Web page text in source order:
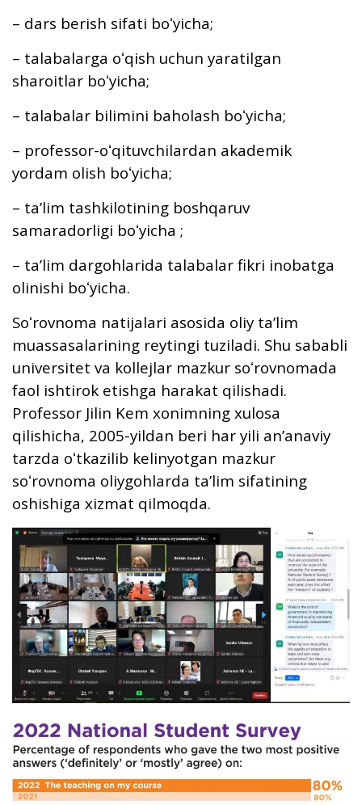
– dars berish sifati boʻyicha;
– talabalarga oʻqish uchun yaratilgan
sharoitlar boʻyicha;
– talabalar bilimini baholash boʻyicha;
– professor-oʻqituvchilardan akademik
yordam olish boʻyicha;
– taʼlim tashkilotining boshqaruv
samaradorligi boʻyicha ;
– taʼlim dargohlarida talabalar fikri inobatga
olinishi boʻyicha.
Soʻrovnoma natijalari asosida oliy taʼlim
muassasalarining reytingi tuziladi. Shu sababli
universitet va kollejlar mazkur soʻrovnomada
faol ishtirok etishga harakat qilishadi.
Professor Jilin Kem xonimning xulosa
qilishicha, 2005-yildan beri har yili anʼanaviy
tarzda oʻtkazilib kelinyotgan mazkur
soʻrovnoma oliygohlarda taʼlim sifatining
oshishiga xizmat qilmoqda.